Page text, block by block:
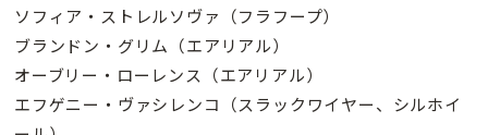
ソフィア・ストレルソヴァ（フラフープ）
ブランドン・グリム（エアリアル）
オーブリー・ローレンス（エアリアル）
エフゲニー・ヴァシレンコ（スラックワイヤー、シルホイ